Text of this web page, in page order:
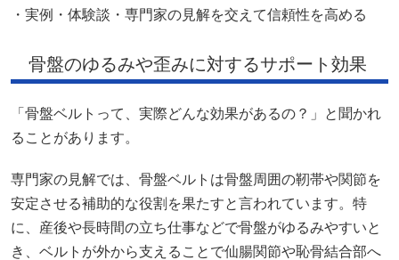
・実例・体験談・専門家の見解を交えて信頼性を高める
骨盤のゆるみや歪みに対するサポート効果
「骨盤ベルトって、実際どんな効果があるの？」と聞かれ
ることがあります。
専門家の見解では、骨盤ベルトは骨盤周囲の靭帯や関節を
安定させる補助的な役割を果たすと言われています。特
に、産後や長時間の立ち仕事などで骨盤がゆるみやすいと
き、ベルトが外から支えることで仙腸関節や恥骨結合部へ